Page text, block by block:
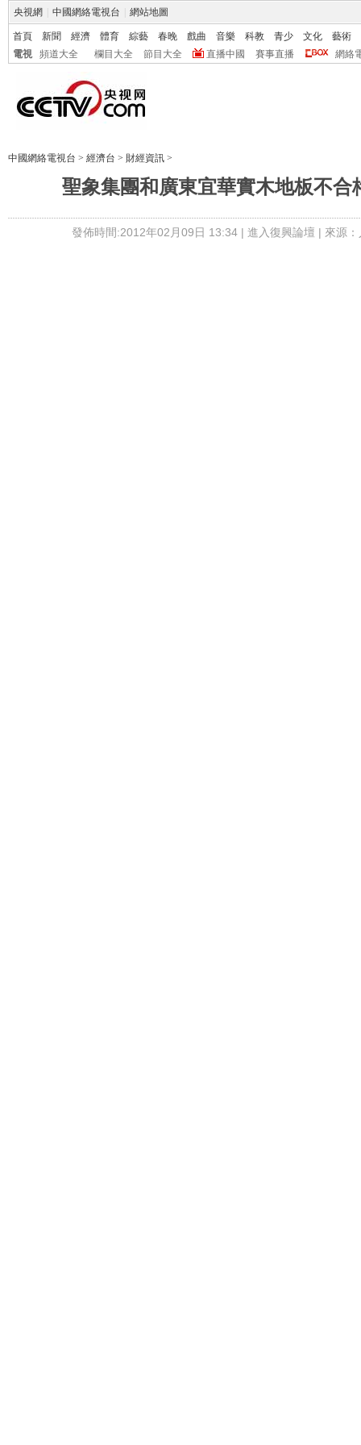
央視網 中國網絡電視台 網站地圖
首頁 新聞 經濟 體育 綜藝 春晚 戲曲 音樂 科教 青少 文化
藝術
電視
頻道大全 欄目大全 節目大全 直播中國 賽事直播 網絡
中國網絡電視台 > 經濟台 > 財經資訊 >
聖象集團和廣東宜華實木地板不合
發佈時間:2012年02月09日 13:34 | 進入復興論壇 | 來源